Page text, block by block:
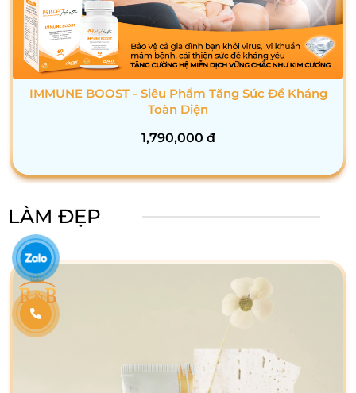
Trà Giảm Cân Thiên Nhiên - Dfix
LÀM ĐẸP